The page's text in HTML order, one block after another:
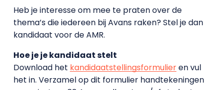
Heb je interesse om mee te praten over de
thema’s die iedereen bij Avans raken? Stel je dan
kandidaat voor de AMR.
Hoe je je kandidaat stelt
Download het kandidaatstellingsformulieren vul
het in. Verzamel op dit formulier handtekeningen